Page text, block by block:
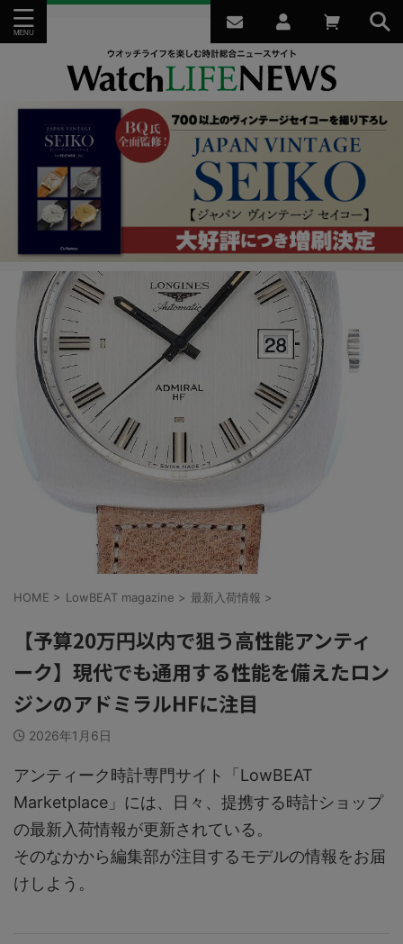
HOME > LowBEAT magazine > 最新入荷情報 >
【予算20万円以内で狙う高性能アンティ
ーク】現代でも通用する性能を備えたロン
ジンのアドミラルHFに注目
2026年1月6日
アンティーク時計専門サイト「LowBEAT
Marketplace」には、日々、提携する時計ショップ
の最新入荷情報が更新されている。
そのなかから編集部が注目するモデルの情報をお届
けしよう。